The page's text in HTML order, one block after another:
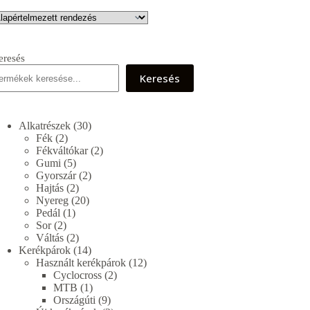
Keresés
Alkatrészek 3030
Fék 22
termék
Fékváltókar 22
Gumi 55
termék
Gyorszár 22
Hajtás 22
termék
Nyereg 2020
Pedál 11
Sor 22
termék
Váltás 22
termék
Kerékpárok 1414
termék
Használt kerékpárok 1212
Cyclocross 22
MTB 11
termék
Országúti 99